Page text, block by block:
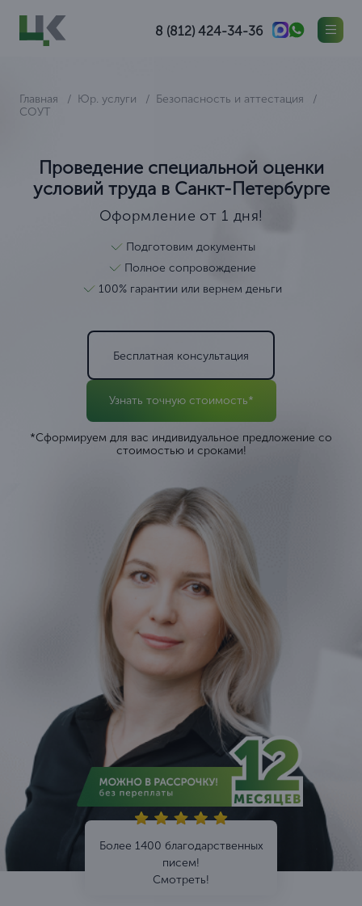
8 (812) 424-34-36
Главная Юр. услуги
Безопасность и аттестация
СОУТ
Проведение специальной оценки
условий труда в Санкт-Петербурге
Оформление от 1 дня!
Подготовим документы
Полное сопровождение
100% гарантии или вернем деньги
Бесплатная консультация
Узнать точную стоимость*
*Сформируем для вас индивидуальное предложение со
стоимостью и сроками!
Более 1400 благодарственных
писем!
Смотреть!